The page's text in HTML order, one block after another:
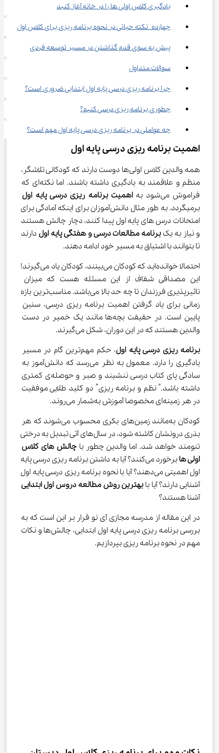
یادگیری کلاس اولی ها را در خانه آغاز کنید
چهارده نکته حیاتی در نحوه برنامه ریزی برای کلاس اول
پیش به سوی قدم گذاشتن در مسیر توسعه فردی
سوالات متداول
چرا برنامه ریزی درسی پایه اول ابتدایی ضروری است؟
چطوری برنامه ریزی درسی کنیم؟
چه عواملی در برنامه ریزی درسی پایه اول مهم است؟
اهمیت برنامه ریزی درسی پایه اول
همه والدین کلاس اولی‌ها دوست دارند که کودکانی تلاشگر،
منظم و علاقمند به یادگیری داشته باشند. اما نکته‌ای که
فراموش می‌شود به
اهمیت برنامه ریزی درسی پایه اول
برمیگردد. به طور مثال دانش‌آموزان برای اینکه آمادگی برای
امتحانات درس های پایه اول پیدا کنند، دچار چالش هستند
و نیاز به یک برنامه مطالعات درسی و هفتگی پایه اول دارند
تا بتوانند با اشتیاق به مسیر خود ادامه دهند.
احتمالا خوانده‌اید که کودکان می‌بینند، کودکان یاد می‌گیرند!
این مصداقی شفاف از این مسئله هست که میزان
تاثیرپذیری فرزندان تا چه حد بالا می‌باشد. مناسب‌ترین بازه
زمانی برای یاد گرفتن اهمیت برنامه ریزی درسی، سنین
پایین است. در حقیقت بچه‌ها مانند یک خمیر در دست
والدین هستند که در این دوران، شکل می‌گیرند.
برنامه ریزی درسی پایه اول
، حکم مهم‌ترین گام در مسیر
یادگیری را دارد. معمول به نظر می‌رسد که دانش‌آموز به
سادگی پای کتاب درسی ننشیند و صبر و حوصله‌ی کمتری
داشته باشد.” نظم و برنامه ریزی” دو کلید طلایی موفقیت
در هر زمینه‌ای مخصوصا آموزش به‌شمار می‌روند.
کودکان به‌مانند زمین‌های بکری محسوب می‌شوند که هر
بذری درونشان کاشته شود، در سال‌های آتی تبدیل به درختی
تنومند خواهد شد. اما والدین چطور با چالش های کلاس
اولی ها
برخورد می‌کنند؟ آیا به داشتن برنامه ریزی درسی پایه
اول اهمیتی می‌دهند؟ آیا با نحوه برنامه ریزی درسی پایه اول
آشنایی دارند؟ آیا با بهترین روش مطالعه دروس اول ابتدایی
آشنا هستند؟
در این مقاله از مدرسه مجازی آی نو قرار بر این است که به
بررسی برنامه ریزی درسی پایه اول ابتدایی، چالش‌ها و نکات
مهم در نحوه برنامه ریزی بپردازیم.